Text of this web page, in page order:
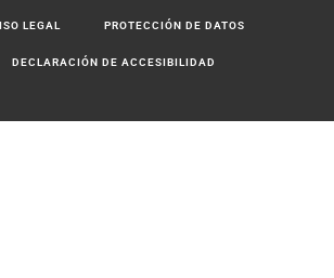
LEGAL PROTECCIÓN DE DATOS
DECLARACIÓN DE ACCESIBILIDAD